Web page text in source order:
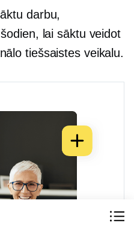
darbu,
lai sāktu veidot
tiešsaistes veikalu.